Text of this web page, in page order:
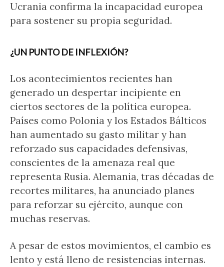
Ucrania confirma la incapacidad europea
para sostener su propia seguridad.
¿UN PUNTO DE INFLEXIÓN?
Los acontecimientos recientes han
generado un despertar incipiente en
ciertos sectores de la política europea.
Países como Polonia y los Estados Bálticos
han aumentado su gasto militar y han
reforzado sus capacidades defensivas,
conscientes de la amenaza real que
representa Rusia. Alemania, tras décadas de
recortes militares, ha anunciado planes
para reforzar su ejército, aunque con
muchas reservas.
A pesar de estos movimientos, el cambio es
lento y está lleno de resistencias internas.